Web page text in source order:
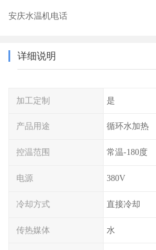
安庆水温机电话
详细说明
加工定制 是
产品用途 循环水加热
控温范围 常温-180度
电源 380V
冷却方式 直接冷却
传热媒体 水